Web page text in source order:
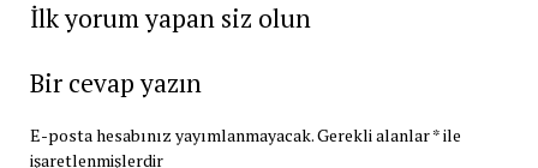
İlk yorum yapan siz olun
Bir cevap yazın
E-posta hesabınız yayımlanmayacak.Gerekli alanlar*ile
işaretlenmişlerdir